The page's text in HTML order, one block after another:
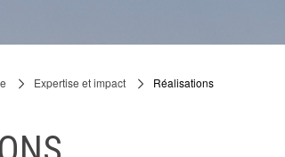
Expertise et impact Réalisations